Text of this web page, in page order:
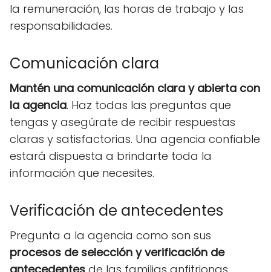
la remuneración, las horas de trabajo y las
responsabilidades.
Comunicación clara
Mantén una comunicación clara y abierta con
la agencia. Haz todas las preguntas que
tengas y asegúrate de recibir respuestas
claras y satisfactorias. Una agencia confiable
estará dispuesta a brindarte toda la
información que necesites.
Verificación de antecedentes
Pregunta a la agencia como son sus
procesos de selección y verificación de